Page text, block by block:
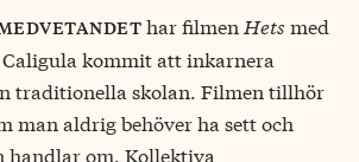
har filmen Hets med
kommit att inkarnera
traditionella skolan. Filmen tillhör
man aldrig behöver ha sett och
handlar om. Kollektiva